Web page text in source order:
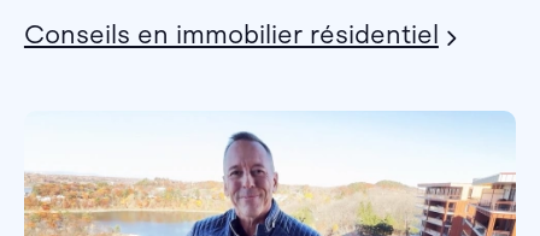
Conseils en immobilier résidentiel